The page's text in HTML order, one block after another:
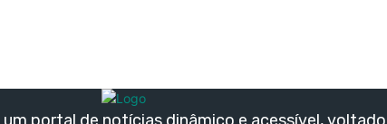
um portal de notícias dinâmico e acessível,